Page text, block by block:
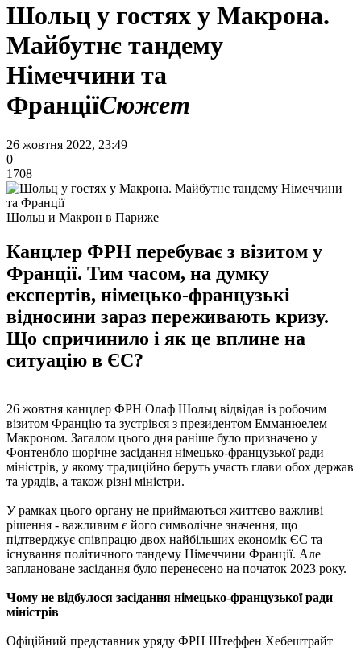
Шольц у гостях у Макрона.
Майбутнє тандему
Німеччини та
ФранціїСюжет
26 жовтня 2022, 23:49
0
1708
Шольц и Макрон в Париже
Канцлер ФРН перебуває з візитом у
Франції. Тим часом, на думку
експертів, німецько-французькі
відносини зараз переживають кризу.
Що спричинило і як це вплине на
ситуацію в ЄС?
26 жовтня канцлер ФРН Олаф Шольц відвідав із робочим
візитом Францію та зустрівся з президентом Емманюелем
Макроном. Загалом цього дня раніше було призначено у
Фонтенбло щорічне засідання німецько-французької ради
міністрів, у якому традиційно беруть участь глави обох держав
та урядів, а також різні міністри.
У рамках цього органу не приймаються життєво важливі
рішення - важливим є його символічне значення, що
підтверджує співпрацю двох найбільших економік ЄС та
існування політичного тандему Німеччини Франції. Але
заплановане засідання було перенесено на початок 2023 року.
Чому не відбулося засідання німецько-французької ради
міністрів
Офіційний представник уряду ФРН Штеффен Хебештрайт